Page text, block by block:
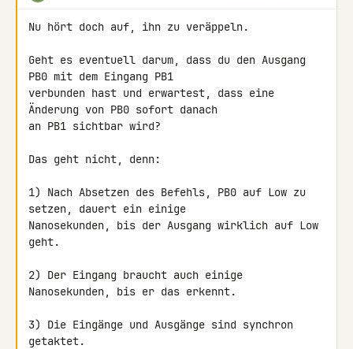
Nu hört doch auf, ihn zu veräppeln.
Geht es eventuell darum, dass du den Ausgang
PB0 mit dem Eingang PB1
verbunden hast und erwartest, dass eine
Änderung von PB0 sofort danach
an PB1 sichtbar wird?
Das geht nicht, denn:
1) Nach Absetzen des Befehls, PB0 auf Low zu
setzen, dauert ein einige
Nanosekunden, bis der Ausgang wirklich auf Low
geht.
2) Der Eingang braucht auch einige
Nanosekunden, bis er das erkennt.
3) Die Eingänge und Ausgänge sind synchron
getaktet.